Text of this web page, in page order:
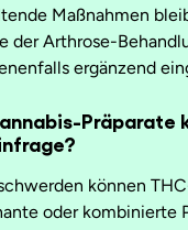
Maßnahmen
der Arthrose-
ergänzend
Präparate
können
oder kombinierte